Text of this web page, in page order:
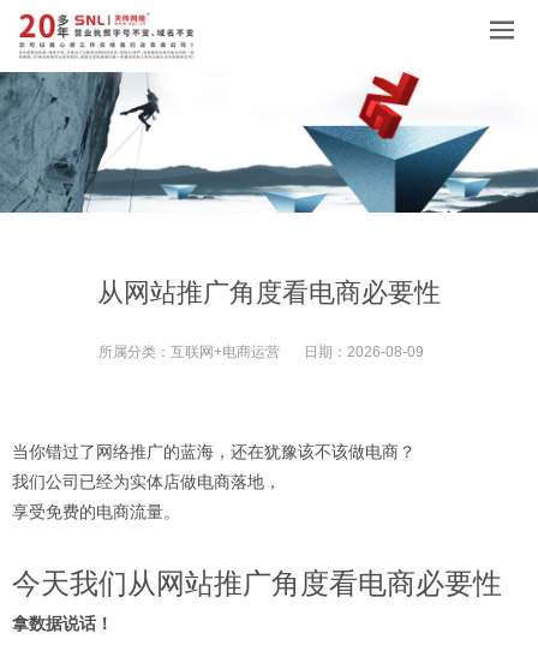
从网站推广角度看电商必要性
所属分类： 互联网+电商运营 日期： 2026-08-09
当你错过了网络推广的蓝海，还在犹豫该不该做电商？
我们公司已经为实体店做电商落地，
享受免费的电商流量。
今天我们从网站推广角度看电商必要性
拿数据说话！